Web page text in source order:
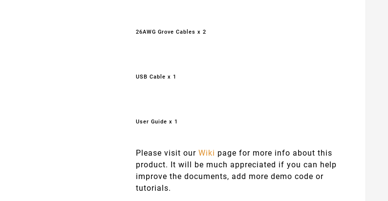
26AWG Grove Cables x 2
USB Cable x 1
User Guide x 1
Please visit ourWiki page for more info about this
product. It will be much appreciated if you can help
improve the documents, add more demo code or
tutorials.